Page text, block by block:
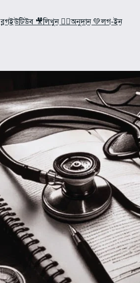
ব্লগইউটিউব 🎥লিখুন ✍🏼অনুদান 💚লগ-ইন